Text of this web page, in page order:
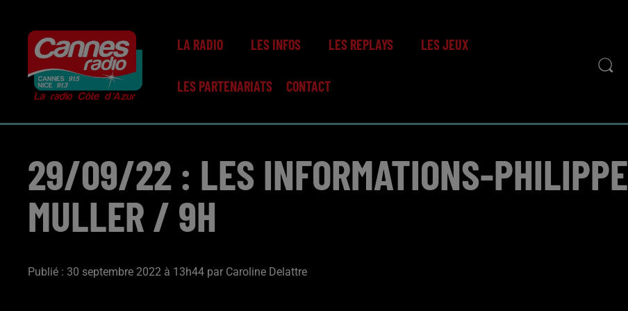
LA RADIO LES INFOS LES REPLAYS LES JEUX
LES PARTENARIATS CONTACT
29/09/22 : LES INFORMATIONS-PHILIPPE
MULLER / 9H
Publié : 30 septembre 2022 à 13h44 par Caroline Delattre